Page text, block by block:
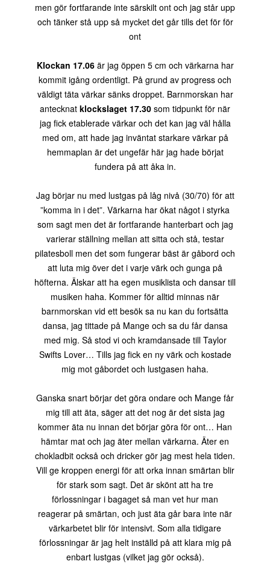
men gör fortfarande inte särskilt ont och jag står upp
och tänker stå upp så mycket det går tills det för för
ont
Klockan 17.06är jag öppen 5 cm och värkarna har
kommit igång ordentligt. På grund av progress och
väldigt täta värkar sänks droppet. Barnmorskan har
antecknat klockslaget 17.30 som tidpunkt för när
jag fick etablerade värkar och det kan jag väl hålla
med om, att hade jag inväntat starkare värkar på
hemmaplan är det ungefär här jag hade börjat
fundera på att åka in.
Jag börjar nu med lustgas på låg nivå (30/70) för att
”komma in i det”. Värkarna har ökat något i styrka
som sagt men det är fortfarande hanterbart och jag
varierar ställning mellan att sitta och stå, testar
pilatesboll men det som fungerar bäst är gåbord och
att luta mig över det i varje värk och gunga på
höfterna. Älskar att ha egen musiklista och dansar till
musiken haha. Kommer för alltid minnas när
barnmorskan vid ett besök sa nu kan du fortsätta
dansa, jag tittade på Mange och sa du får dansa
med mig. Så stod vi och kramdansade till Taylor
Swifts Lover… Tills jag fick en ny värk och kostade
mig mot gåbordet och lustgasen haha.
Ganska snart börjar det göra ondare och Mange får
mig till att äta, säger att det nog är det sista jag
kommer äta nu innan det börjar göra för ont… Han
hämtar mat och jag äter mellan värkarna. Äter en
chokladbit också och dricker gör jag mest hela tiden.
Vill ge kroppen energi för att orka innan smärtan blir
för stark som sagt. Det är skönt att ha tre
förlossningar i bagaget så man vet hur man
reagerar på smärtan, och just äta går bara inte när
värkarbetet blir för intensivt. Som alla tidigare
förlossningar är jag helt inställd på att klara mig på
enbart lustgas (vilket jag gör också).